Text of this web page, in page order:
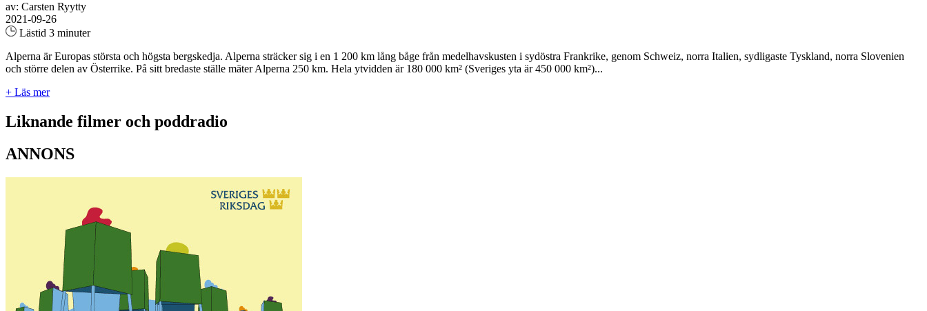
av: Carsten Ryytty
2021-09-26
Lästid 3 minuter
Alperna är Europas största och högsta bergskedja. Alperna sträcker sig i en 1 200 km lång båge från medelhavskusten i sydöstra Frankrike, genom Schweiz, norra Italien, sydligaste Tyskland, norra Slovenien
och större delen av Österrike. På sitt bredaste ställe mäter Alperna 250 km. Hela ytvidden är 180 000 km² (Sveriges yta är 450 000 km²)...
+ Läs mer
Liknande filmer och poddradio
ANNONS